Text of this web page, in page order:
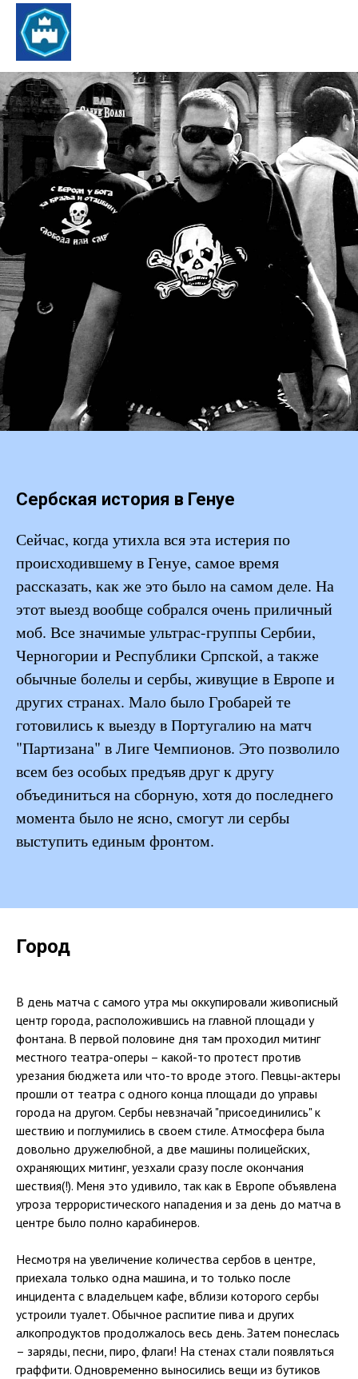
Сербская история в Генуе
Сейчас, когда утихла вся эта истерия по
происходившему в Генуе, самое время
рассказать, как же это было на самом деле. На
этот выезд вообще собрался очень приличный
моб. Все значимые ультрас-группы Сербии,
Черногории и Республики Српской, а также
обычные болелы и сербы, живущие в Европе и
других странах. Мало было Гробарей те
готовились к выезду в Португалию на матч
"Партизана" в Лиге Чемпионов. Это позволило
всем без особых предъяв друг к другу
объединиться на сборную, хотя до последнего
момента было не ясно, смогут ли сербы
выступить единым фронтом.
Город
В день матча с самого утра мы оккупировали живописный
центр города, расположившись на главной площади у
фонтана. В первой половине дня там проходил митинг
местного театра-оперы – какой-то протест против
урезания бюджета или что-то вроде этого. Певцы-актеры
прошли от театра с одного конца площади до управы
города на другом. Сербы невзначай "присоединились" к
шествию и поглумились в своем стиле. Атмосфера была
довольно дружелюбной, а две машины полицейских,
охраняющих митинг, уезхали сразу после окончания
шествия(!). Меня это удивило, так как в Европе объявлена
угроза террористического нападения и за день до матча в
центре было полно карабинеров.
Несмотря на увеличение количества сербов в центре,
приехала только одна машина, и то только после
инцидента с владельцем кафе, вблизи которого сербы
устроили туалет. Обычное распитие пива и других
алкопродуктов продолжалось весь день. Затем понеслась
– заряды, песни, пиро, флаги! На стенах стали появляться
граффити. Одновременно выносились вещи из бутиков